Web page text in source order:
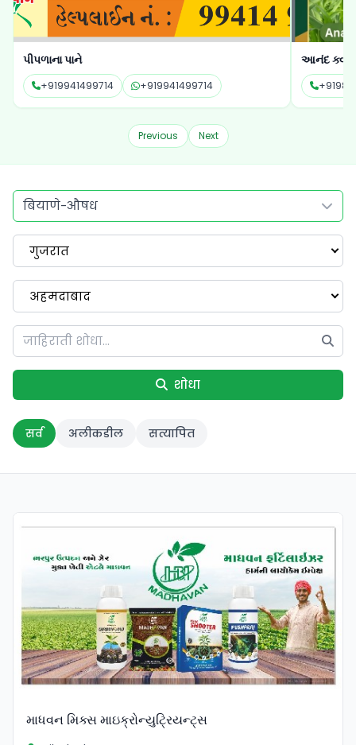
પીપળાના પાને
+919941499714 +919941499714
આનંદ
Previous Next
बियाणे-औषध
गुजरात
अहमदाबाद
शोधा
सर्व अलीकडील सत्यापित
માધવન મિક્સ માઇક્રોન્યુટ્રિયન્ટ્સ